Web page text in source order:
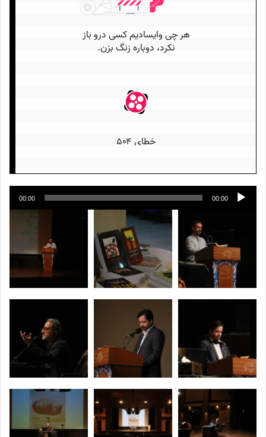
پخش‌کننده
00:00
00:00